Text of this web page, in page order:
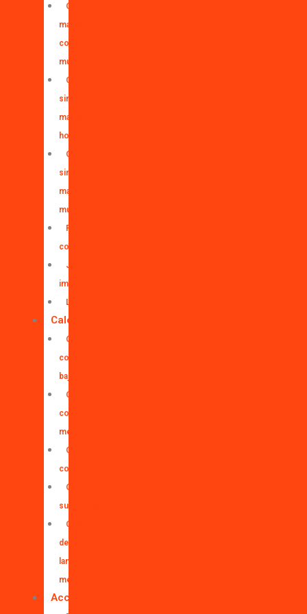
Camisetas
manga
corta
mujer
Camiseta
sin
manga
hombre
Camisetas
sin
manga
mujer
Pantalones
cortos
Jackets
impermeables
Licras
Calcetines
Calcetines
corte
bajo
Calcetines
corte
medio
Calcetines
compresivos
Calcetines
sublimados
Calcetines
de
lana
merino
Accesorios